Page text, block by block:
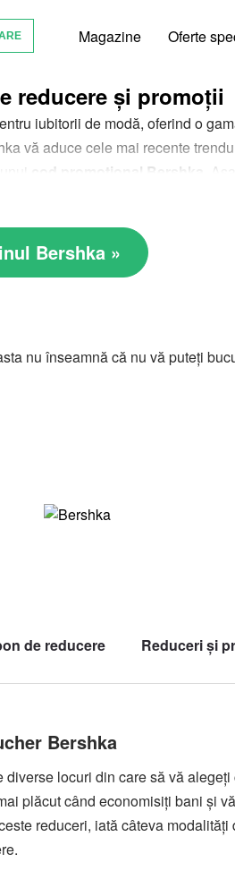
Magazine Oferte
reducere și promoții
iubitorii de modă, oferind o
vă aduce cele mai recente
cod promoțional Bershka
.
pentru sezoanele reci sau
Bershka »
nu înseamnă că nu vă puteți
de reducere Reduceri și
Bershka
locuri din care să vă
plăcut când economisiți bani și
reduceri, iată câteva modalități